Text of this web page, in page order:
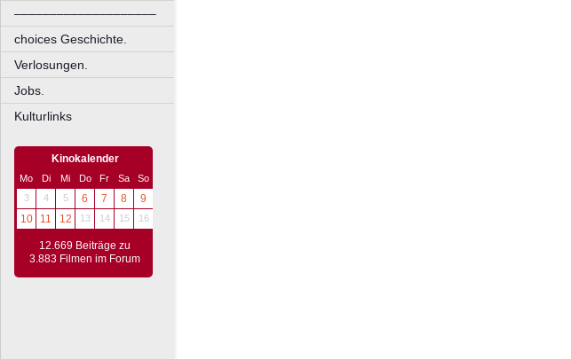
––––––––––––––––––––
choices Geschichte.
Verlosungen.
Jobs.
Kulturlinks
Kinokalender
Mo Di Mi Do Fr Sa
So
3
4 5 6 7 8
9
10
11 12 13 14 15 16
12.669 Beiträge zu
3.883 Filmen im Forum